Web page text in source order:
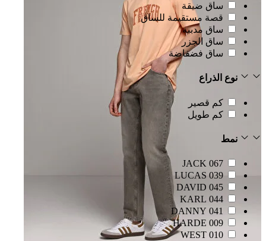
ساق ضيقة
قصة مستقيمة للساق
ساق مدببة
ساق الجزر
ساق فضفاضة
نوع الذراع
كم قصير
كم طويل
نمط
067 JACK
039 LUCAS
045 DAVID
044 KARL
041 DANNY
009 HARDE
010 WEST